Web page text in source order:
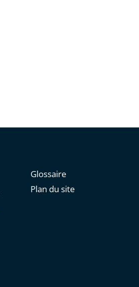
Glossaire
Plan du site